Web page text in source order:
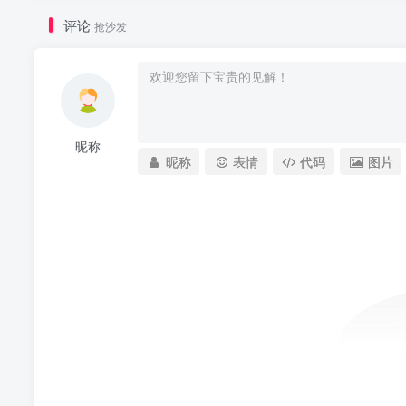
评论 抢沙发
昵称
昵称
表情 代码 图片